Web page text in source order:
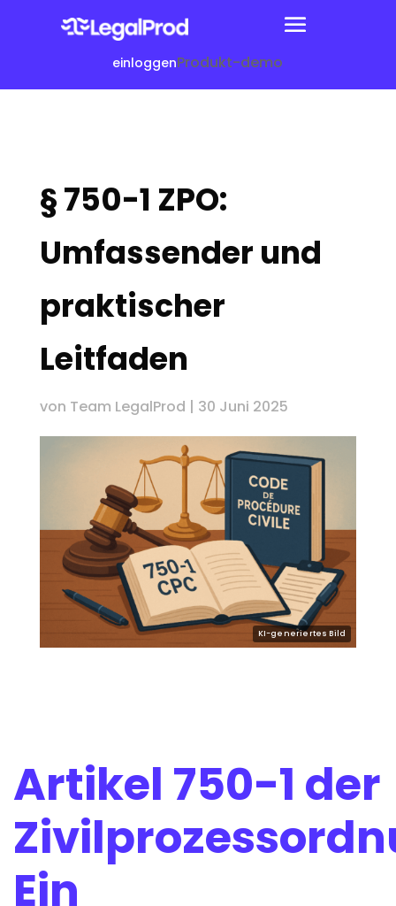
einloggenProdukt-demo
§ 750-1 ZPO:
Umfassender und
praktischer
Leitfaden
von Team LegalProd | 30 Juni 2025
Artikel 750-1 der
Ein